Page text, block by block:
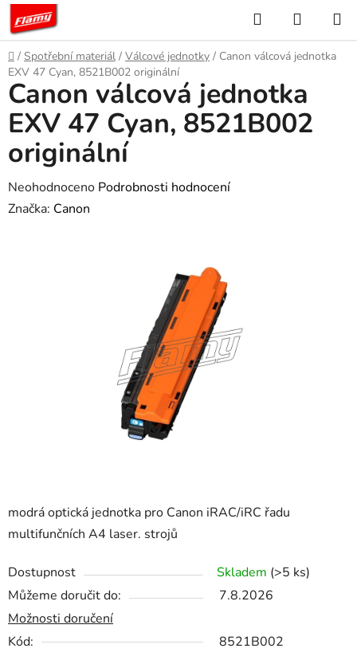
Přejít
obsah
Hledat
KOŠÍK
Domů
/ Spotřební materiál / Válcové jednotky / Canon válcová jednotka
EXV 47 Cyan, 8521B002 originální
modrá optická jednotka pro Canon iRAC/iRC řadu
multifunčních A4 laser. strojů
Dostupnost Skladem (>5 ks)
Můžeme doručit do:
7.8.2026
Možnosti doručení
Kód:
8521B002
Canon válcová jednotka
EXV 47 Cyan, 8521B002
originální
Průměrné
hodnocení
Neohodnoceno Podrobnosti hodnocení
Značka: Canon